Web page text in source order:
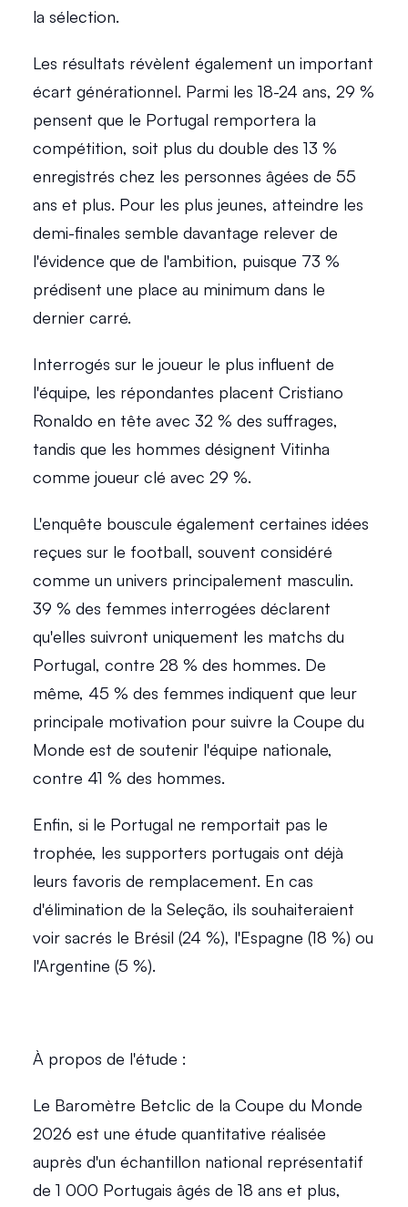
la sélection.
Les résultats révèlent également un important
écart générationnel. Parmi les 18-24 ans, 29 %
pensent que le Portugal remportera la
compétition, soit plus du double des 13 %
enregistrés chez les personnes âgées de 55
ans et plus. Pour les plus jeunes, atteindre les
demi-finales semble davantage relever de
l'évidence que de l'ambition, puisque 73 %
prédisent une place au minimum dans le
dernier carré.
Interrogés sur le joueur le plus influent de
l'équipe, les répondantes placent Cristiano
Ronaldo en tête avec 32 % des suffrages,
tandis que les hommes désignent Vitinha
comme joueur clé avec 29 %.
L'enquête bouscule également certaines idées
reçues sur le football, souvent considéré
comme un univers principalement masculin.
39 % des femmes interrogées déclarent
qu'elles suivront uniquement les matchs du
Portugal, contre 28 % des hommes. De
même, 45 % des femmes indiquent que leur
principale motivation pour suivre la Coupe du
Monde est de soutenir l'équipe nationale,
contre 41 % des hommes.
Enfin, si le Portugal ne remportait pas le
trophée, les supporters portugais ont déjà
leurs favoris de remplacement. En cas
d'élimination de la Seleção, ils souhaiteraient
voir sacrés le Brésil (24 %), l'Espagne (18 %) ou
l'Argentine (5 %).
À propos de l'étude :
Le Baromètre Betclic de la Coupe du Monde
2026 est une étude quantitative réalisée
auprès d'un échantillon national représentatif
de 1 000 Portugais âgés de 18 ans et plus,